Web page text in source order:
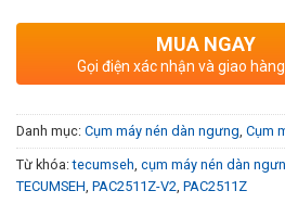
MUA NGAY
Gọi điện xác nhận và giao
Danh mục: Cụm máy nén dàn ngưng, Cụm
Từ khóa:tecumseh, cụm máy nén dàn
TECUMSEH, PAC2511Z-V2, PAC2511Z